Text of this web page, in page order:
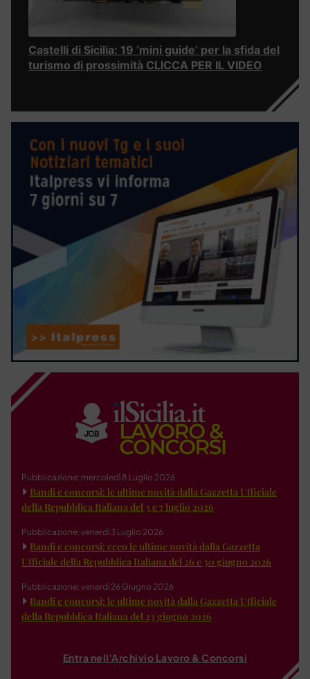
Castelli di Sicilia: 19 ‘mini guide’ per la sfida del
turismo di prossimità CLICCA PER IL VIDEO
Pubblicazione: mercoledì 8 Luglio 2026
Bandi e concorsi: le ultime novità dalla Gazzetta Ufficiale
della Repubblica Italiana del 3 e 7 luglio 2026
Pubblicazione: venerdì 3 Luglio 2026
Bandi e concorsi: ecco le ultime novità dalla Gazzetta
Ufficiale della Repubblica Italiana del 26 e 30 giugno 2026
Pubblicazione: venerdì 26 Giugno 2026
Bandi e concorsi: le ultime novità dalla Gazzetta Ufficiale
della Repubblica Italiana del 23 giugno 2026
Entra nell'Archivio Lavoro & Concorsi